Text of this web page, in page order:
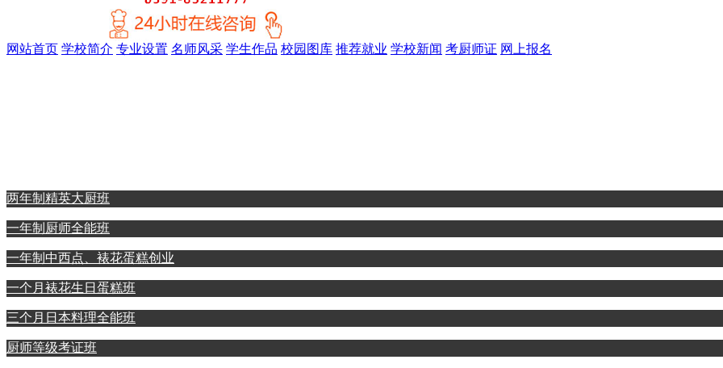
网站首页 学校简介 专业设置 名师风采 学生作品 校园图库 推荐就业 学校新闻 考厨师证 网上报名
两年制精英大厨班
一年制厨师全能班
一年制中西点、裱花蛋糕创业
一个月裱花生日蛋糕班
三个月日本料理全能班
厨师等级考证班